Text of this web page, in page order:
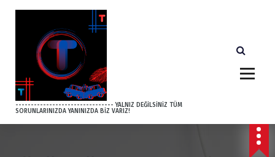
t
-------------------------------- YALNIZ DEĞİLSİNİZ TÜM
SORUNLARINIZDA YANINIZDA BİZ VARIZ!